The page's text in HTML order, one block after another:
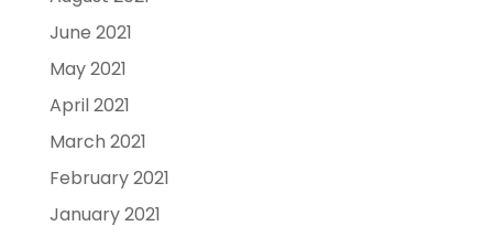
June 2021
May 2021
April 2021
March 2021
February 2021
January 2021